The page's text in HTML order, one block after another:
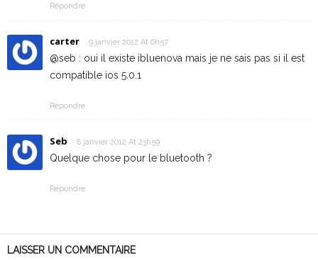
Répondre
carter 9 janvier 2012 At 6h57
@seb : oui il existe ibluenova mais je ne sais pas si il est
compatible ios 5.0.1
Répondre
Seb 8 janvier 2012 At 23h59
Quelque chose pour le bluetooth ?
Répondre
LAISSER UN COMMENTAIRE